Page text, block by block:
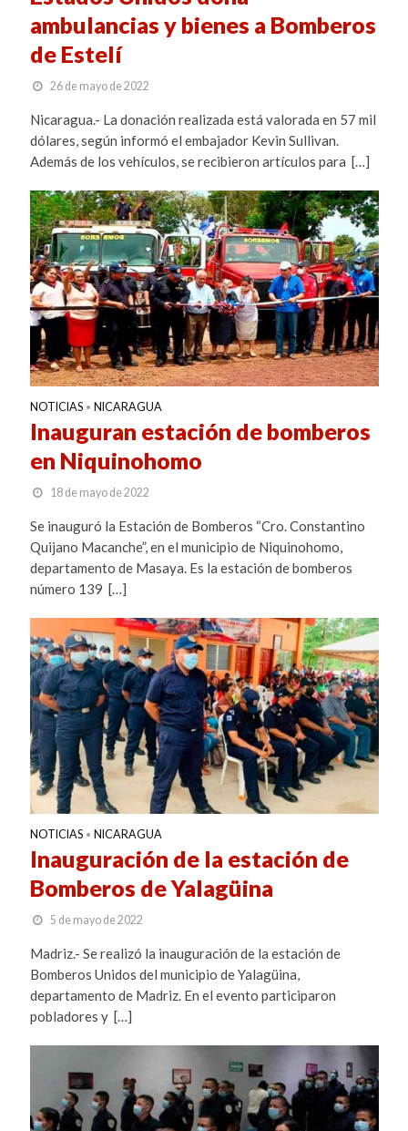
ambulancias y bienes a Bomberos
de Estelí
26 de mayo de 2022
Nicaragua.- La donación realizada está valorada en 57 mil
dólares, según informó el embajador Kevin Sullivan.
Además de los vehículos, se recibieron artículos para […]
NOTICIAS • NICARAGUA
Inauguran estación de bomberos
en Niquinohomo
18 de mayo de 2022
Se inauguró la Estación de Bomberos “Cro. Constantino
Quijano Macanche”, en el municipio de Niquinohomo,
departamento de Masaya. Es la estación de bomberos
número 139 […]
NOTICIAS • NICARAGUA
Inauguración de la estación de
Bomberos de Yalagüina
5 de mayo de 2022
Madriz.- Se realizó la inauguración de la estación de
Bomberos Unidos del municipio de Yalagüina,
departamento de Madriz. En el evento participaron
pobladores y […]